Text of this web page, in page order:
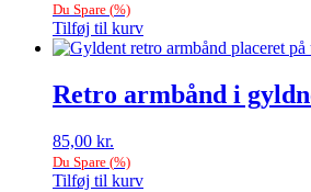
Du Spare (%)
Tilføj til kurv
Retro armbånd i
85,00 kr.
Du Spare (%)
Tilføj til kurv